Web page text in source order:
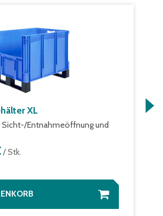
XL
Entnahmeöffnung und
/ Stk.